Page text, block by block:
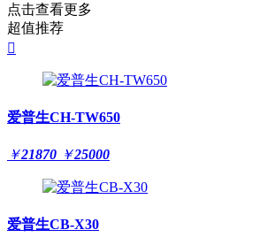
点击查看更多
超值推荐

爱普生CH-TW650
￥21870 ￥25000
爱普生CB-X30